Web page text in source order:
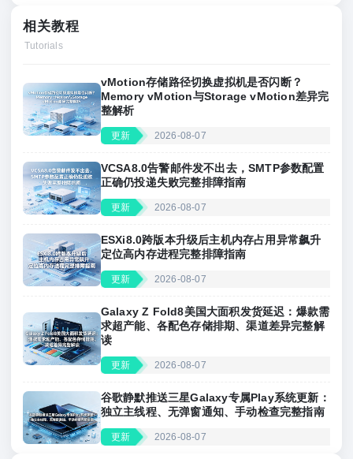
相关教程
Tutorials
vMotion存储路径切换虚拟机是否闪断？
Memory vMotion与Storage vMotion差异完
整解析
更新 2026-08-07
VCSA8.0告警邮件发不出去，SMTP参数配置
正确仍投递失败完整排障指南
更新 2026-08-07
ESXi8.0跨版本升级后主机内存占用异常飙升
定位高内存进程完整排障指南
更新 2026-08-07
Galaxy Z Fold8美国大面积发货延迟：爆款需
求超产能、各配色存储排期、渠道差异完整解
读
更新 2026-08-07
谷歌静默推送三星Galaxy专属Play系统更新：
独立主线程、无弹窗通知、手动检查完整指南
更新 2026-08-07